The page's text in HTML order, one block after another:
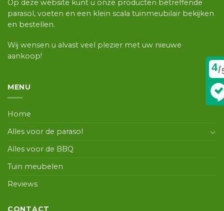
Op deze website kunt u onze producten betreffende
parasol, voeten en een klein scala tuinmeubilair bekijken
en bestellen.
Wij wensen u alvast veel plezier met uw nieuwe
aankoop!
MENU
Home
Alles voor de parasol
Alles voor de BBQ
Tuin meubelen
Reviews
CONTACT
4/